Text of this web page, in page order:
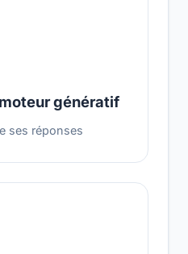
génératif
ses réponses